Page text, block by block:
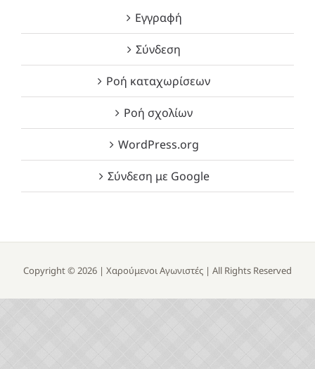
Εγγραφή
Σύνδεση
Ροή καταχωρίσεων
Ροή σχολίων
WordPress.org
Σύνδεση με Google
Copyright © 2026 | Χαρούμενοι Αγωνιστές | All Rights Reserved